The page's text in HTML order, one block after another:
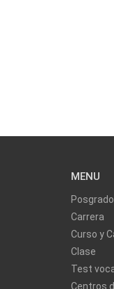
MENU
Posgrado
Carrera
Curso y
Clase
Test
Centros